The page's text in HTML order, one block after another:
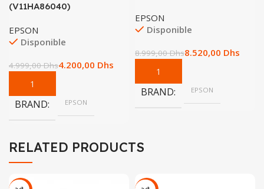
(V11HA86040)
EPSON
Disponible
4.999,00Dhs4.200,00 Dhs
BRAND EPSON
EPSON
Disponible
8.999,00Dhs8.520,00 Dhs
BRAND EPSON
RELATED PRODUCTS